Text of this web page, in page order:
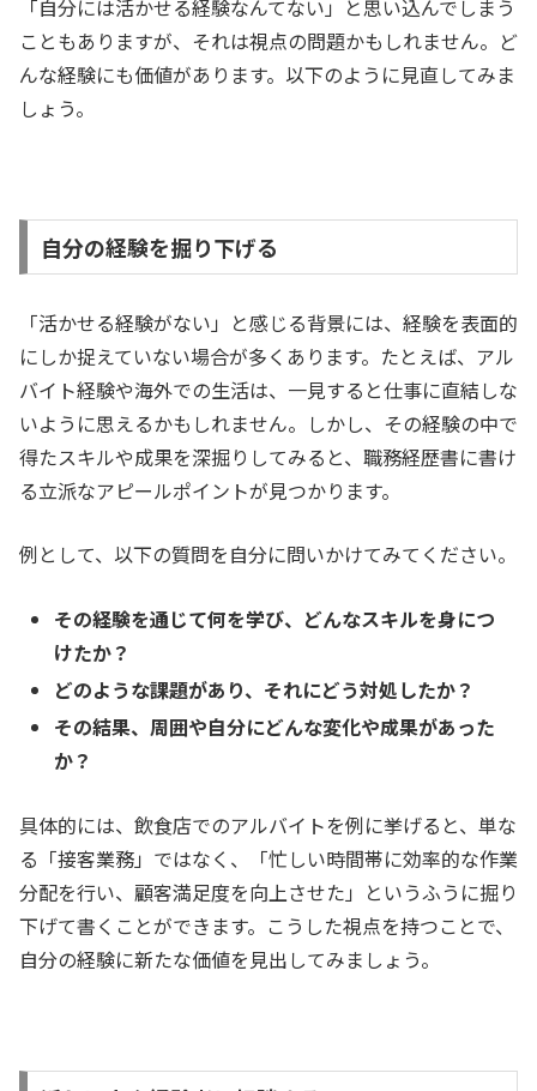
「自分には活かせる経験なんてない」と思い込んでしまう
こともありますが、それは視点の問題かもしれません。ど
んな経験にも価値があります。以下のように見直してみま
しょう。
自分の経験を掘り下げる
「活かせる経験がない」と感じる背景には、経験を表面的
にしか捉えていない場合が多くあります。たとえば、アル
バイト経験や海外での生活は、一見すると仕事に直結しな
いように思えるかもしれません。しかし、その経験の中で
得たスキルや成果を深掘りしてみると、職務経歴書に書け
る立派なアピールポイントが見つかります。
例として、以下の質問を自分に問いかけてみてください。
その経験を通じて何を学び、どんなスキルを身につ
けたか？
どのような課題があり、それにどう対処したか？
その結果、周囲や自分にどんな変化や成果があった
か？
具体的には、飲食店でのアルバイトを例に挙げると、単な
る「接客業務」ではなく、「忙しい時間帯に効率的な作業
分配を行い、顧客満足度を向上させた」というふうに掘り
下げて書くことができます。こうした視点を持つことで、
自分の経験に新たな価値を見出してみましょう。